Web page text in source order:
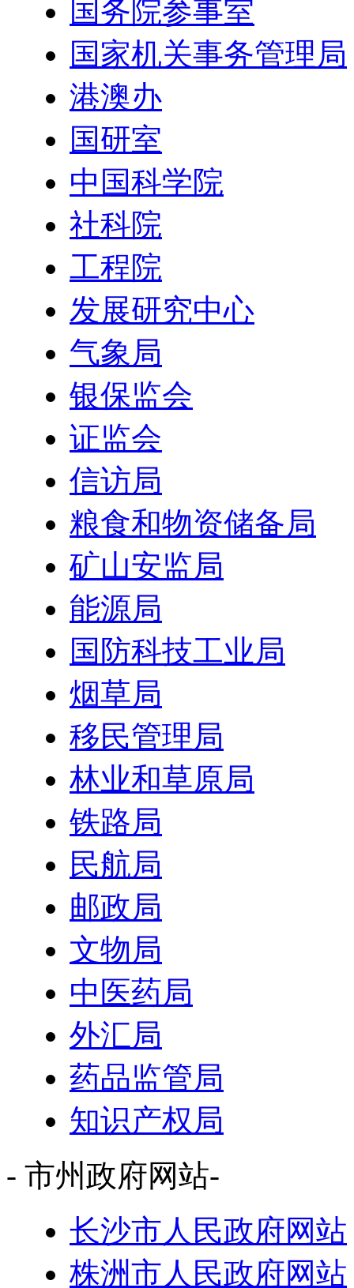
国务院参事室
国家机关事务管理局
港澳办
国研室
中国科学院
社科院
工程院
发展研究中心
气象局
银保监会
证监会
信访局
粮食和物资储备局
矿山安监局
能源局
国防科技工业局
烟草局
移民管理局
林业和草原局
铁路局
民航局
邮政局
文物局
中医药局
外汇局
药品监管局
知识产权局
- 市州政府网站-
长沙市人民政府网站
株洲市人民政府网站